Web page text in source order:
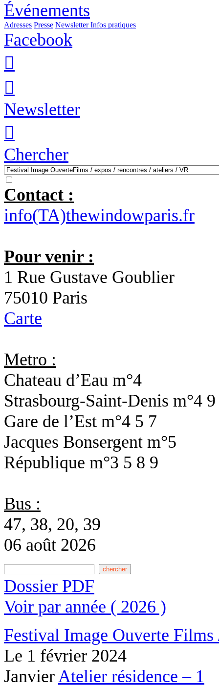
Événements
Adresses Presse NewsletterInfos pratiques
Facebook


Newsletter

Chercher
Contact :
info(TA)thewindowparis.fr
Pour venir :
1 Rue Gustave Goublier
75010 Paris
Carte
Metro :
Chateau d’Eau m°4
Strasbourg-Saint-Denis m°4
Gare de l’Est m°4 5 7
Jacques Bonsergent m°5
République m°3 5 8 9
Bus :
47, 38, 20, 39
06 août 2026
Dossier PDF
Voir par année ( 2026 )
Festival Image Ouverte Films
Le 1 février 2024
JanvierAtelier résidence – 1